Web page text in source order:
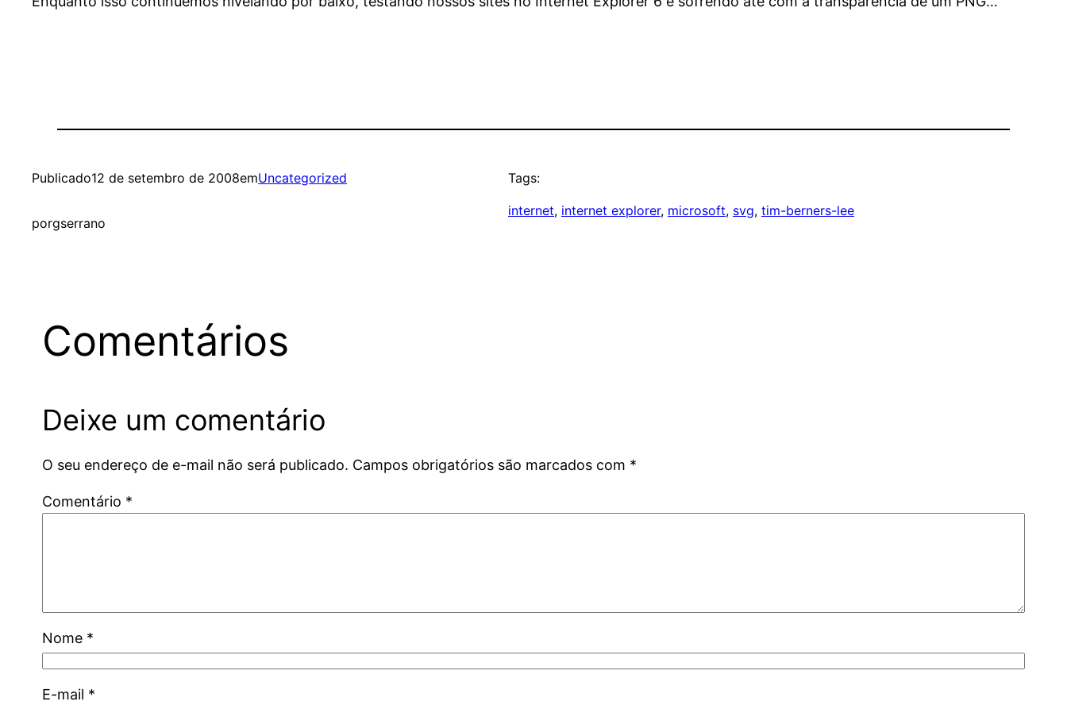
Publicado12 de setembro de 2008emUncategorized
porgserrano
Tags:
internet, internet explorer, microsoft, svg, tim-berners-lee
Comentários
Deixe um comentário
O seu endereço de e-mail não será publicado. Campos obrigatórios são marcados com *
Comentário *
Nome *
E-mail *